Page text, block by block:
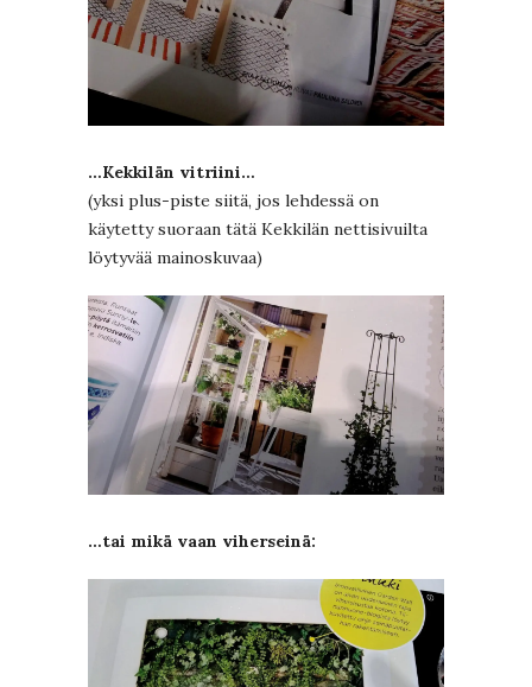
…Kekkilän vitriini…
(yksi plus-piste siitä, jos lehdessä on
käytetty suoraan tätä Kekkilän nettisivuilta
löytyvää mainoskuvaa)
…tai mikä vaan viherseinä: